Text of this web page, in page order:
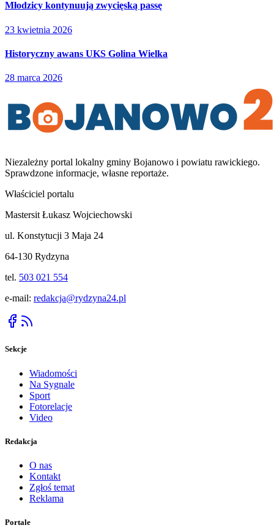
Młodzicy kontynuują zwycięską passę
23 kwietnia 2026
Historyczny awans UKS Golina Wielka
28 marca 2026
Niezależny portal lokalny gminy Bojanowo i powiatu rawickiego.
Sprawdzone informacje, własne reportaże.
Właściciel portalu
Mastersit Łukasz Wojciechowski
ul. Konstytucji 3 Maja 24
64-130 Rydzyna
tel. 503 021 554
e-mail: redakcja@rydzyna24.pl
Sekcje
Wiadomości
Na Sygnale
Sport
Fotorelacje
Video
Redakcja
O nas
Kontakt
Zgłoś temat
Reklama
Portale